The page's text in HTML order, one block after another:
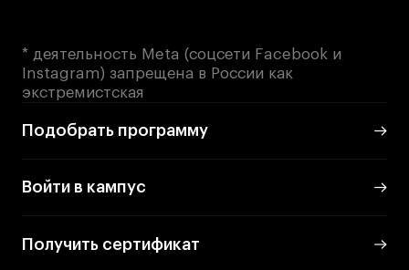
* деятельность Meta (соцсети Facebook и
Instagram) запрещена в России как
экстремистская
Подобрать программу
Войти в кампус
Получить сертификат